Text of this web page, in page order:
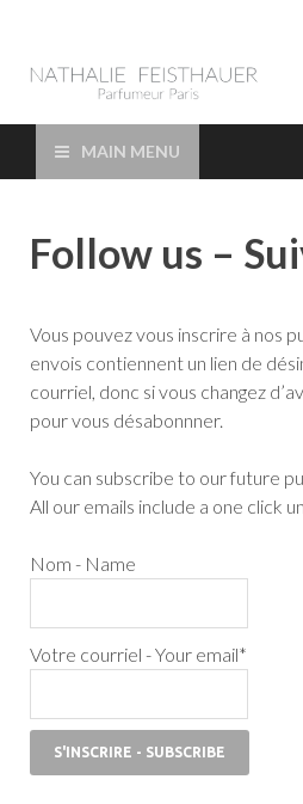
LAB Scent
Feisthauer
Paris – Fine
Fragrances
Perfumer
Parfums de Niche et Sur Mesure –
Perfume – Nathalie Feisthauer –
MAIN MENU
Follow us –
Vous pouvez vous inscrire à nos
envois contiennent un lien de
courriel, donc si vous changez
pour vous désabonnner.
You can subscribe to our future
All our emails include a one click
Nom - Name
Votre courriel - Your email*